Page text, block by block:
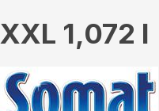
XXL 1,072 l